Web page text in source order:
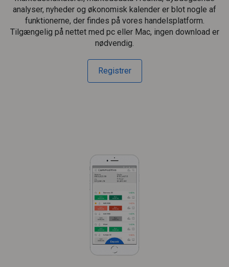
analyser, nyheder og økonomisk kalender er blot nogle af
funktionerne, der findes på vores handelsplatform.
Tilgængelig på nettet med pc eller Mac, ingen download er
nødvendig.
Registrer